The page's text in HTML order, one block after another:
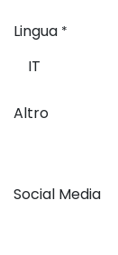
Lingua *
Altro
Social Media